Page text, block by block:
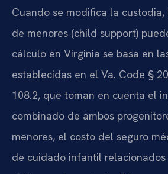
Cuando se modifica la
de menores (child support)
cálculo en Virginia se basa en
establecidas en el Va. Code §
108.2, que toman en cuenta el
combinado de ambos
menores, el costo del seguro
de cuidado infantil